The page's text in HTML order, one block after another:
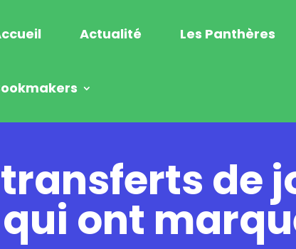
Actualité Les Panthères
de
ont